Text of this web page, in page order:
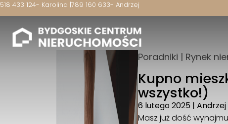
518 433 124- Karolina |789 160 633- Andrzej
Poradniki | Rynek
Kupno
wszystko!)
6 lutego 2025|
Masz już dość